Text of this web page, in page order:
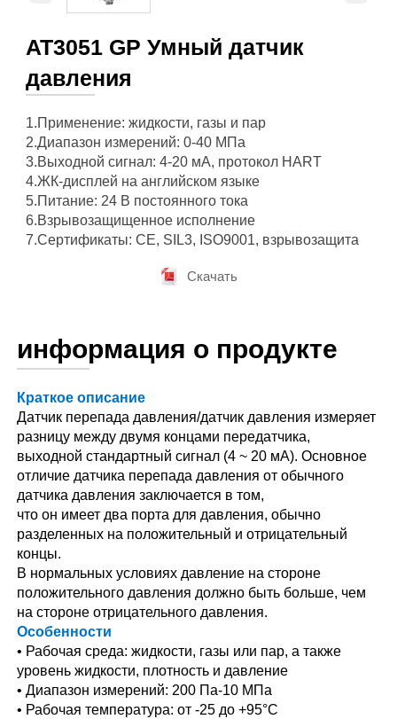
AT3051 GP Умный датчик
давления
1.Применение: жидкости, газы и пар
2.Диапазон измерений: 0-40 МПа
3.Выходной сигнал: 4-20 мА, протокол HART
4.ЖК-дисплей на английском языке
5.Питание: 24 В постоянного тока
6.Взрывозащищенное исполнение
7.Сертификаты: CE, SIL3, ISO9001, взрывозащита
Скачать
информация о продукте
Краткое описание
Датчик перепада давления/датчик давления измеряет
разницу между двумя концами передатчика,
выходной стандартный сигнал (4 ~ 20 мА). Основное
отличие датчика перепада давления от обычного
датчика давления заключается в том,
что он имеет два порта для давления, обычно
разделенных на положительный и отрицательный
концы.
В нормальных условиях давление на стороне
положительного давления должно быть больше, чем
на стороне отрицательного давления.
Особенности
• Рабочая среда: жидкости, газы или пар, а также
уровень жидкости, плотность и давление
• Диапазон измерений: 200 Па-10 МПа
• Рабочая температура: от -25 до +95°C